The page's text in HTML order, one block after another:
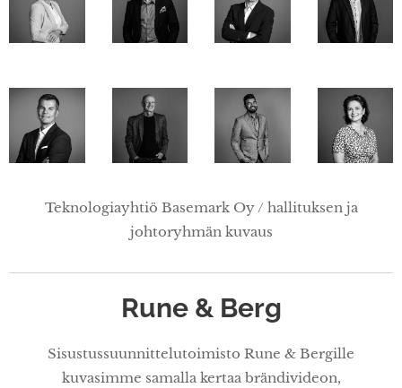
Teknologiayhtiö Basemark Oy / hallituksen ja
johtoryhmän kuvaus
Rune & Berg
Sisustussuunnittelutoimisto Rune & Bergille
kuvasimme samalla kertaa brändivideon,